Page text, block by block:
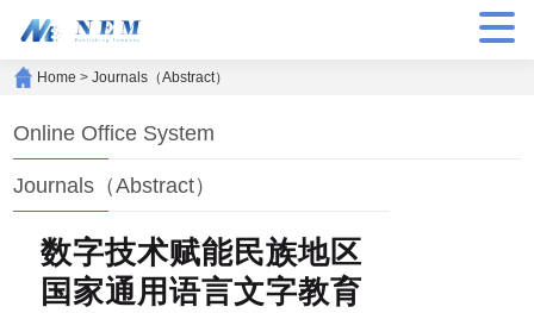
Home >Journals（Abstract）
Online Office System
Journals（Abstract）
数字技术赋能民族地区
国家通用语言文字教育